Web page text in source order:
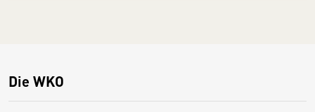
Die WKO